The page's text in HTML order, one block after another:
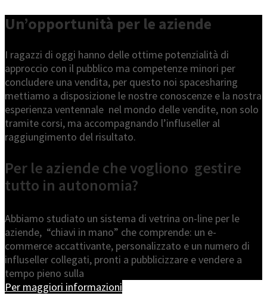
Un’opportunità per le aziende
I ragazzi di oggi hanno delle ottime potenzialità di
approccio con il pubblico ma competenze minori per
concludere una vendita, per questo noi spacesharing
mettiamo a disposizione le nostre conoscenze e la nostra
esperienza ventennale nel mondo delle vendite, non solo
tramite corsi, ma accompagnando l’influseller al
raggiungimento del risultato.
Per le aziende che vogliono gestire
tutto in autonomia?
Abbiamo studiato un sistema di vetrina on-line per le
aziende, “chiavi in mano” che comprende: un e-
commerce accattivante, personalizzato e un numero di
influseller collegati, pronti a pubblicizzare e vendere a
tempo pieno sulla
Per maggiori informazioni